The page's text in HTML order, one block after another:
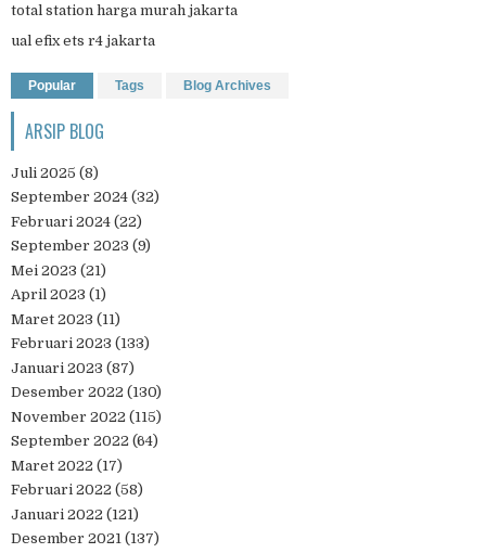
total station harga murah jakarta
ual efix ets r4 jakarta
Popular Tags Blog Archives
ARSIP BLOG
Juli 2025 (8)
September 2024 (32)
Februari 2024 (22)
September 2023 (9)
Mei 2023 (21)
April 2023 (1)
Maret 2023 (11)
Februari 2023 (133)
Januari 2023 (87)
Desember 2022 (130)
November 2022 (115)
September 2022 (64)
Maret 2022 (17)
Februari 2022 (58)
Januari 2022 (121)
Desember 2021 (137)